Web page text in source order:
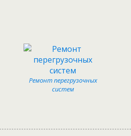
Ремонт перегрузочных
систем